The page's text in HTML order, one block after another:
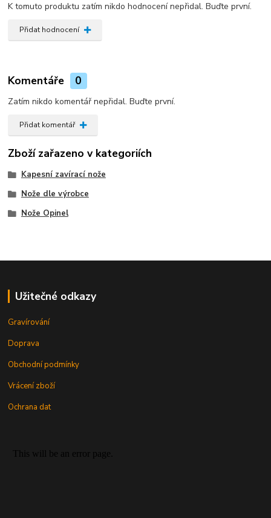
K tomuto produktu zatím nikdo hodnocení nepřidal. Buďte první.
Přidat hodnocení
Komentáře 0
Zatím nikdo komentář nepřidal. Buďte první.
Přidat komentář
Zboží zařazeno v kategoriích
Kapesní zavírací nože
Nože dle výrobce
Nože Opinel
Užitečné odkazy
Gravírování
Doprava
Obchodní podmínky
Vrácení zboží
Ochrana dat